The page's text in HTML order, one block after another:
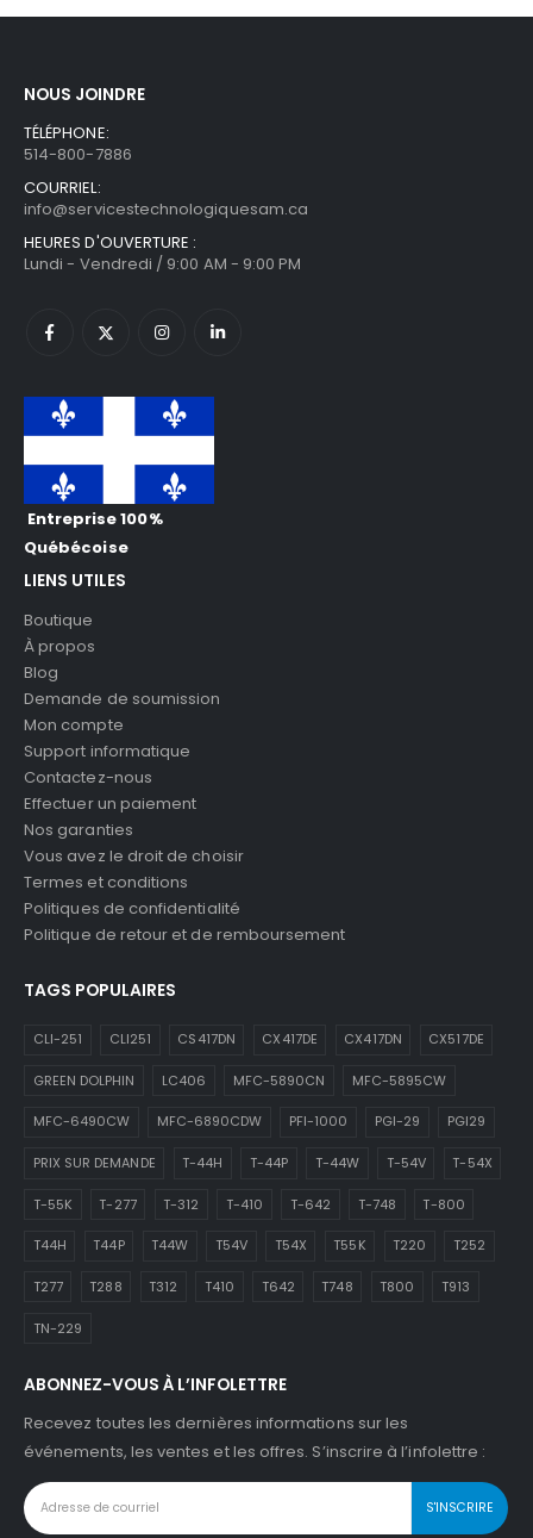
NOUS JOINDRE
TÉLÉPHONE:
514-800-7886
COURRIEL:
info@servicestechnologiquesam.ca
HEURES D'OUVERTURE :
Lundi - Vendredi / 9:00 AM - 9:00 PM
Entreprise 100%
Québécoise
LIENS UTILES
Boutique
À propos
Blog
Demande de soumission
Mon compte
Support informatique
Contactez-nous
Effectuer un paiement
Nos garanties
Vous avez le droit de choisir
Termes et conditions
Politiques de confidentialité
Politique de retour et de remboursement
TAGS POPULAIRES
CLI-251 CLI251 CS417DN CX417DE CX417DN CX517DE
GREEN DOLPHIN LC406 MFC-5890CN MFC-5895CW
MFC-6490CW MFC-6890CDW PFI-1000 PGI-29 PGI29
PRIX SUR DEMANDE T-44H T-44P T-44W T-54V T-54X
T-55K T-277 T-312 T-410 T-642 T-748 T-800
T44H T44P T44W T54V T54X T55K T220 T252
T277 T288 T312 T410 T642 T748 T800 T913
TN-229
ABONNEZ-VOUS À L’INFOLETTRE
Recevez toutes les dernières informations sur les
événements, les ventes et les offres. S’inscrire à l’infolettre :